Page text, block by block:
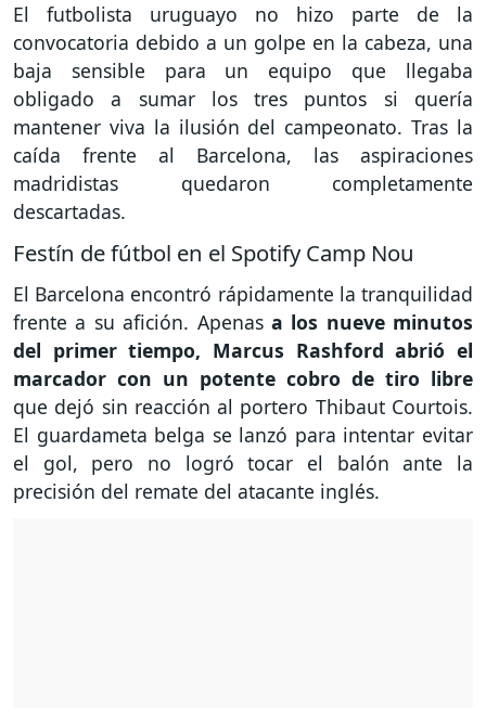
El futbolista uruguayo no hizo parte de la
convocatoria debido a un golpe en la cabeza, una
baja sensible para un equipo que llegaba
obligado a sumar los tres puntos si quería
mantener viva la ilusión del campeonato. Tras la
caída frente al Barcelona, las aspiraciones
madridistas quedaron completamente
descartadas.
Festín de fútbol en el Spotify Camp Nou
El Barcelona encontró rápidamente la tranquilidad
frente a su afición. Apenasa los nueve minutos
del primer tiempo, Marcus Rashford abrió el
marcador con un potente cobro de tiro libre
que dejó sin reacción al portero Thibaut Courtois.
El guardameta belga se lanzó para intentar evitar
el gol, pero no logró tocar el balón ante la
precisión del remate del atacante inglés.